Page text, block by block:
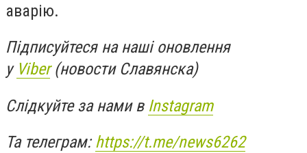
аварію.
Підписуйтеся на наші оновлення
у Viber(новости Славянска)
Слідкуйте за нами в Instagram
Та телеграм:https://t.me/news6262